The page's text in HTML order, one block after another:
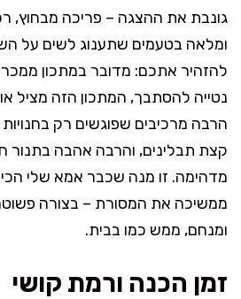
גונבת את ההצגה – פריכה מבחוץ,
ומלאה בטעמים שתענוג לשים על
להזהיר אתכם: מדובר במתכון
נטייה להסתבך, המתכון הזה מציל
הרבה מרכיבים שפוגשים רק
קצת תבלינים, והרבה אהבה בתנור
מדהימה. זו מנה שכבר אמא שלי
ממשיכה את המסורת – בצורה
ומנחם, ממש כמו בבית.
זמן הכנה ורמת קושי